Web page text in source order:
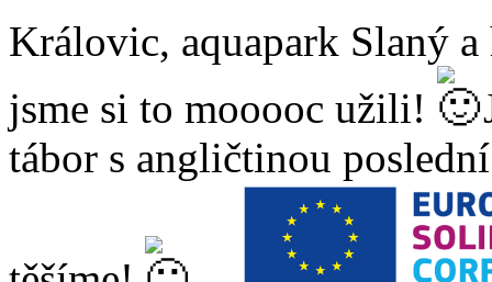
Královic, aquapark Slaný
jsme si to mooooc užili!
tábor s angličtinou